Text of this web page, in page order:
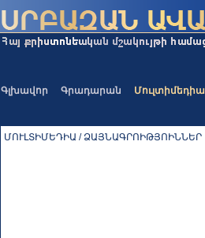
Գլխավոր Գրադարան Մուլտիմեդիա
ՄՈՒԼՏԻՄԵԴԻԱ / ՁԱՅՆԱԳՐՈԻԹՅՈԻՆՆԵՐ